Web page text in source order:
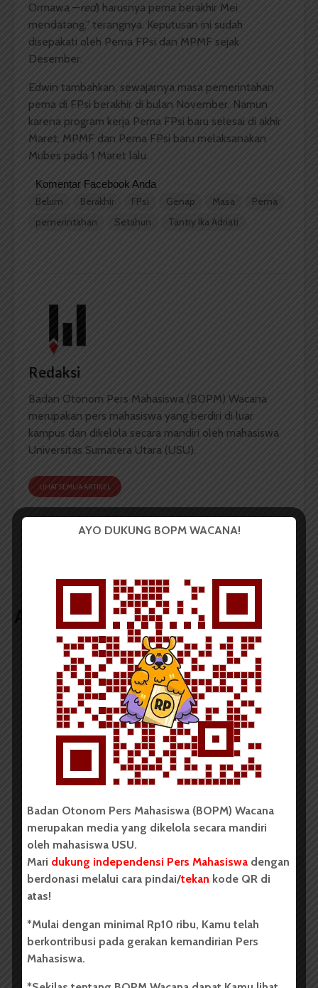
Ormawa —red) harusnya pema berakhir Mei
mendatang,” terangnya. Keputusan ini sudah
disepakati oleh Pema FPsi dan MPMF sejak
Desember.
Edwin tambahkan, sewajarnya masa pemerintahan
pema di FPsi berakhir di bulan November. Namun
karena program kerja Pema FPsi baru selesai di akhir
Maret, MPMF dan Pema FPsi baru melaksanakan
Mubes pada 1 Maret lalu.
Komentar Facebook Anda
Belum Berakhir FPsi Genap Masa
Pema
pemerintahan
Setahun Tantry Ika Adriati
Redaksi
Badan Otonom Pers Mahasiswa (BOPM) Wacana
merupakan pers mahasiswa yang berdiri di luar
kampus dan dikelola secara mandiri oleh mahasiswa
Universitas Sumatera Utara (USU).
LIHAT SEMUA ARTIKEL
Artikel terkait lain
BERITA KAMPUS
BPDP Sosialisasikan Lomba Riset
Mahasiswa 2026, Dorong Inovasi
Penelitian dalam Sektor
Perkebunan
Redaksi 2 menit waktu baca
BERITA KAMPUS
Dua Mahasiswa Sastra Indonesia
USU Raih Juara di Festival Literasi
Sumatra Utara 2026
AYO DUKUNG BOPM WACANA!
Badan Otonom Pers Mahasiswa (BOPM) Wacana
merupakan media yang dikelola secara mandiri
oleh mahasiswa USU.
Mari dukung independensi Pers Mahasiswa dengan
berdonasi melalui cara pindai/tekan kode QR di
atas!
*Mulai dengan minimal Rp10 ribu, Kamu telah
berkontribusi pada gerakan kemandirian Pers
Mahasiswa.